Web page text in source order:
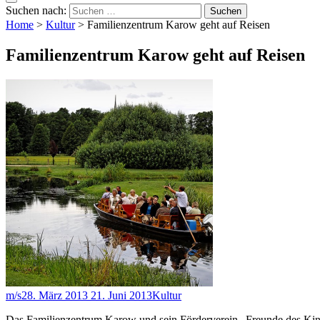
Suchen nach:
Home > Kultur> Familienzentrum Karow geht auf Reisen
Familienzentrum Karow geht auf Reisen
m/s28. März 2013 21. Juni 2013Kultur